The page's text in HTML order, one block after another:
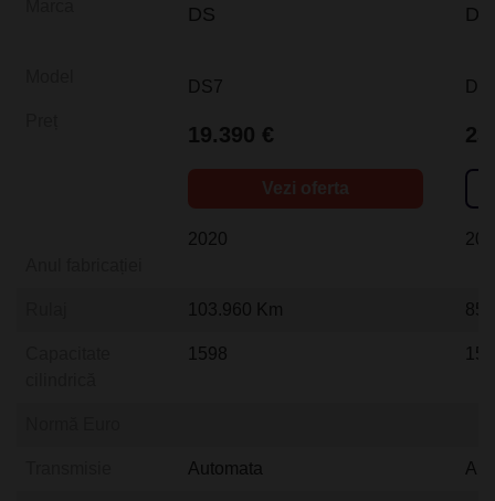
DS
DS7
19.390 €
Vezi oferta
2020
103.960 Km
1598
Automata
DS